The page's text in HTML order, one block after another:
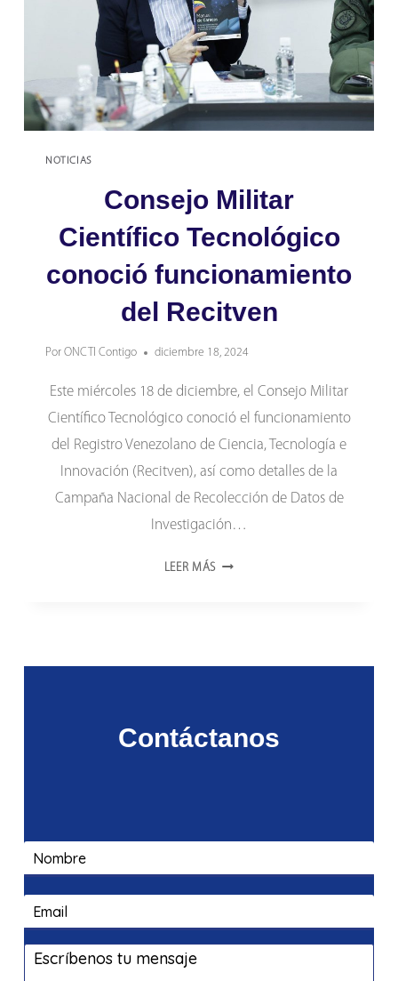
NOTICIAS
Consejo Militar
Científico Tecnológico
conoció funcionamiento
del Recitven
Por ONCTI Contigo diciembre 18, 2024
Este miércoles 18 de diciembre, el Consejo Militar
Científico Tecnológico conoció el funcionamiento
del Registro Venezolano de Ciencia, Tecnología e
Innovación (Recitven), así como detalles de la
Campaña Nacional de Recolección de Datos de
Investigación…
LEER MÁS CONSEJO
Contáctanos